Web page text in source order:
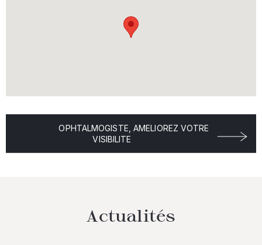
OPHTALMOGISTE, AMELIOREZ VOTRE
VISIBILITE
Actualités